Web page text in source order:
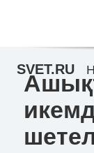
SVET.RU